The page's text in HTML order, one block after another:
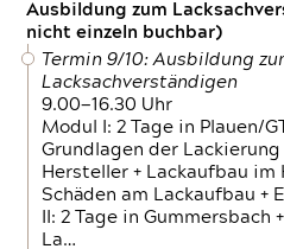
Ausbildung zum
nicht einzeln buchbar)
Termin 9/10: Ausbildung
Lacksachverständigen
9.00—16.30 Uhr
Modul I: 2 Tage in Plauen/
Grundlagen der
Hersteller + Lackaufbau im
Schäden am Lackaufbau +
II: 2 Tage in Gummersbach
La…